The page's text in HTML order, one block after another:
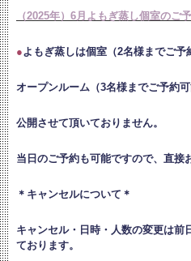
（2025年）6月よもぎ蒸し個室のご
●よもぎ蒸しは個室（2名様までご予
オープンルーム（3名様までご予約
公開させて頂いておりません。
当日のご予約も可能ですので、直接
＊キャンセルについて＊
キャンセル・日時・人数の変更は前
ております。